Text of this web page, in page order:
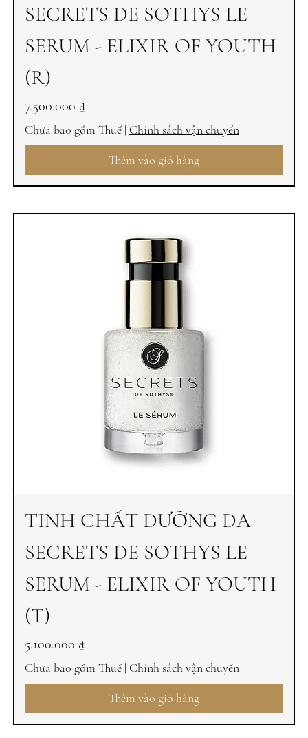
SECRETS DE SOTHYS LE
SERUM - ELIXIR OF YOUTH
(R)
Giá
7.500.000 ₫
Chưa bao gồm Thuế| Chính sách vận chuyển
Thêm vào giỏ hàng
TINH CHẤT DƯỠNG DA
SECRETS DE SOTHYS LE
SERUM - ELIXIR OF YOUTH
(T)
Giá
5.100.000 ₫
Chưa bao gồm Thuế| Chính sách vận chuyển
Thêm vào giỏ hàng